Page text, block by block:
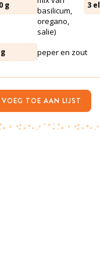
g
basilicum,
oregano,
salie)
3 el
g peper en zout
VOEG TOE AAN LIJST